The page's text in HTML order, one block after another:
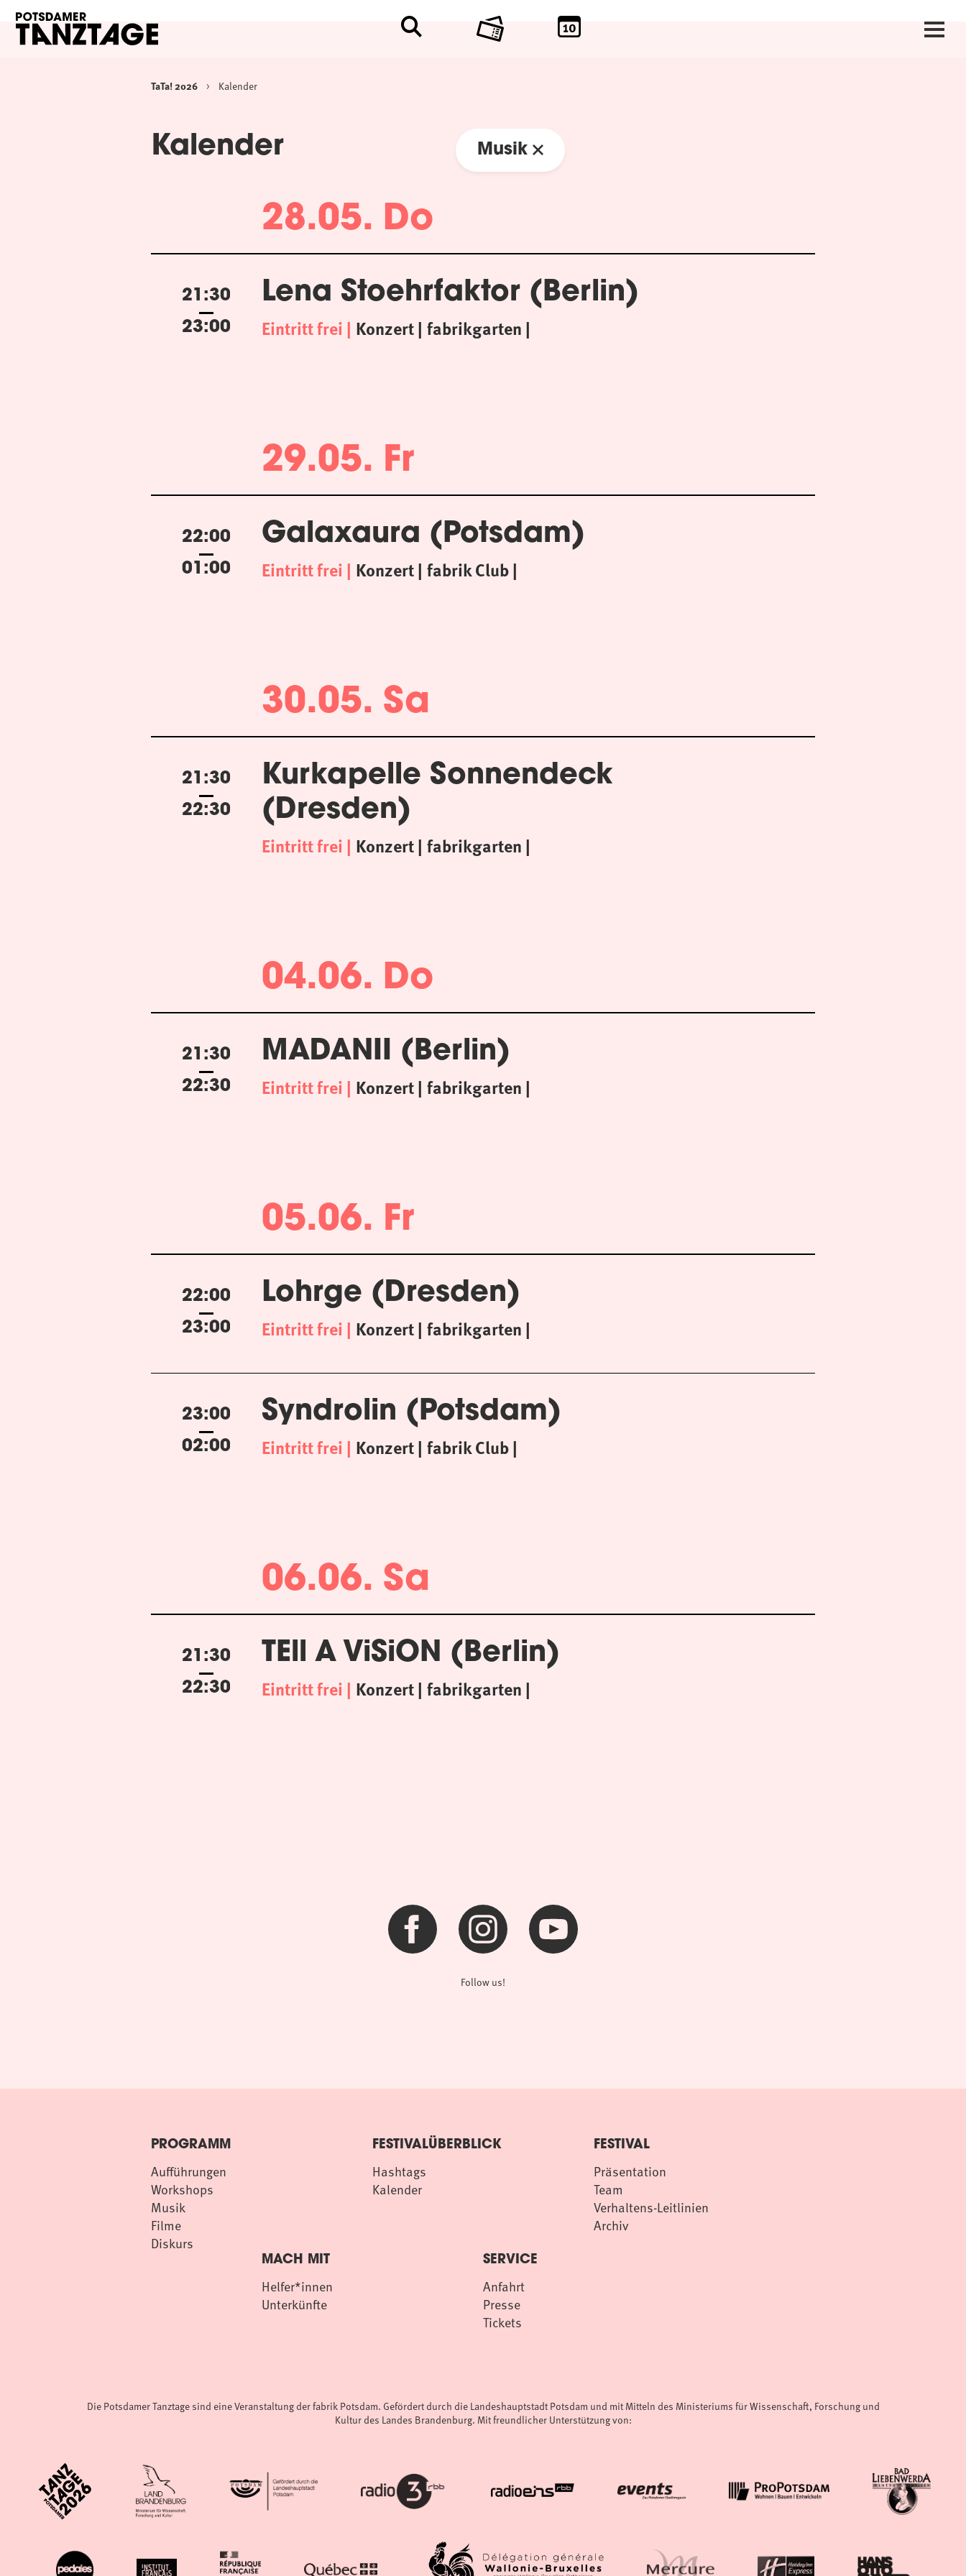
TaTa! 2026 Kalender
Kalender Musik
28.05. Do
21:30
23:00
Lena Stoehrfaktor (Berlin)
Eintritt frei Konzert fabrikgarten
29.05. Fr
22:00
01:00
Galaxaura (Potsdam)
Eintritt frei Konzert fabrik Club
30.05. Sa
21:30
22:30
Kurkapelle Sonnendeck
(Dresden)
Eintritt frei Konzert fabrikgarten
04.06. Do
21:30
22:30
MADANII (Berlin)
Eintritt frei Konzert fabrikgarten
05.06. Fr
22:00
23:00
Lohrge (Dresden)
Eintritt frei Konzert fabrikgarten
23:00
02:00
Syndrolin (Potsdam)
Eintritt frei Konzert fabrik Club
06.06. Sa
21:30
22:30
TEll A ViSiON (Berlin)
Eintritt frei Konzert fabrikgarten
Follow us!
PROGRAMM
Aufführungen
Workshops
Musik
Filme
Diskurs
FESTIVALÜBERBLICK
Hashtags
Kalender
FESTIVAL
Präsentation
Team
Verhaltens-Leitlinien
Archiv
MACH MIT
Helfer*innen
Unterkünfte
SERVICE
Anfahrt
Presse
Tickets
Die Potsdamer Tanztage sind eine Veranstaltung der fabrik Potsdam. Gefördert durch die Landeshauptstadt Potsdam und mit Mitteln des Ministeriums für Wissenschaft, Forschung und
Kultur des Landes Brandenburg. Mit freundlicher Unterstützung von: